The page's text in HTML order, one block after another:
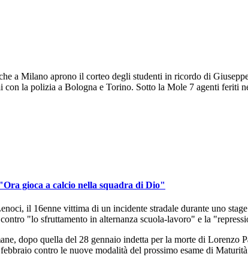
a Milano aprono il corteo degli studenti in ricordo di
la polizia a Bologna e Torino. Sotto la Mole 7 agenti feriti
gioca a calcio nella squadra di Dio"
il 16enne vittima di un incidente stradale durante uno
"lo sfruttamento in alternanza scuola-lavoro" e la
dopo quella del 28 gennaio indetta per la morte di Lorenzo
contro le nuove modalità del prossimo esame di